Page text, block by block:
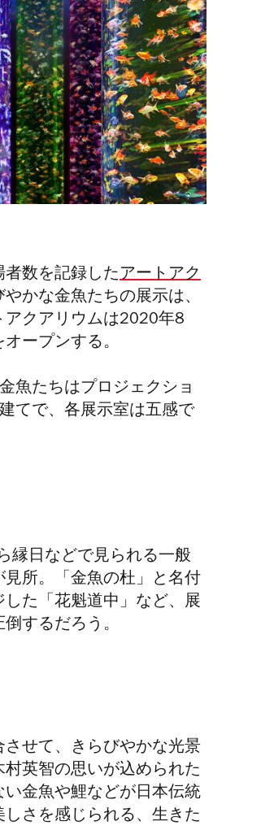
数を記録したアートアク
やかな金魚たちの展示は、
アクアリウムは2020年8
ープンする。
魚たちはプロジェクショ
てで、各展示室は五感で
縁日などで見られる一般
所。「金魚の杜」と名付
た「 花魁道中 」など、展
するだろう。
させて、きらびやかな光景
村英智の思いが込められた
い金魚や鯉などが 日本伝統
しさを感じられる、生きた